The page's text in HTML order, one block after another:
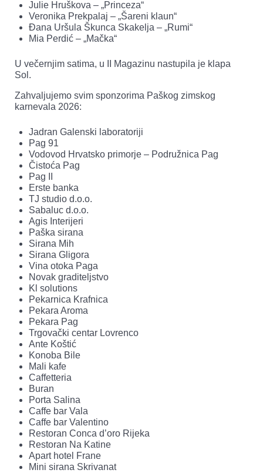
Julie Hruškova – „Princeza“
Veronika Prekpalaj – „Šareni klaun“
Đana Uršula Škunca Skakelja – „Rumi“
Mia Perdić – „Mačka“
U večernjim satima, u II Magazinu nastupila je klapa
Sol.
Zahvaljujemo svim sponzorima Paškog zimskog
karnevala 2026:
Jadran Galenski laboratoriji
Pag 91
Vodovod Hrvatsko primorje – Podružnica Pag
Čistoća Pag
Pag II
Erste banka
TJ studio d.o.o.
Sabaluc d.o.o.
Agis Interijeri
Paška sirana
Sirana Mih
Sirana Gligora
Vina otoka Paga
Novak graditeljstvo
Kl solutions
Pekarnica Krafnica
Pekara Aroma
Pekara Pag
Trgovački centar Lovrenco
Ante Koštić
Konoba Bile
Mali kafe
Caffetteria
Buran
Porta Salina
Caffe bar Vala
Caffe bar Valentino
Restoran Conca d’oro Rijeka
Restoran Na Katine
Apart hotel Frane
Mini sirana Skrivanat